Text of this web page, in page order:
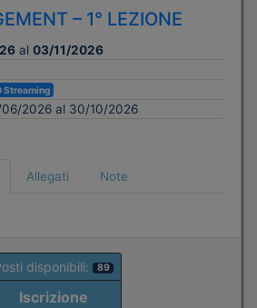
– 1° LEZIONE
al 03/11/2026
Streaming
2026 al 30/10/2026
Allegati
Note
disponibili: 89
Iscrizione